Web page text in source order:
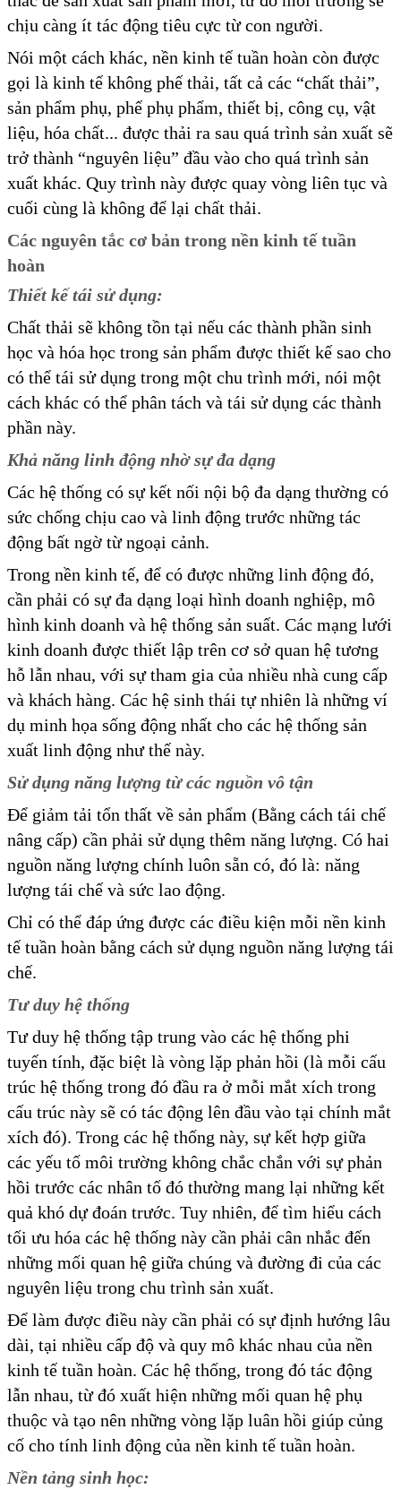
chịu càng ít tác động tiêu cực từ con người.
Nói một cách khác, nền kinh tế tuần hoàn còn được
gọi là kinh tế không phế thải, tất cả các “chất thải”,
sản phẩm phụ, phế phụ phẩm, thiết bị, công cụ, vật
liệu, hóa chất... được thải ra sau quá trình sản xuất sẽ
trở thành “nguyên liệu” đầu vào cho quá trình sản
xuất khác. Quy trình này được quay vòng liên tục và
cuối cùng là không để lại chất thải.
Các nguyên tắc cơ bản trong nền kinh tế tuần
hoàn
Thiết kế tái sử dụng:
Chất thải sẽ không tồn tại nếu các thành phần sinh
học và hóa học trong sản phẩm được thiết kế sao cho
có thể tái sử dụng trong một chu trình mới, nói một
cách khác có thể phân tách và tái sử dụng các thành
phần này.
Khả năng linh động nhờ sự đa dạng
Các hệ thống có sự kết nối nội bộ đa dạng thường có
sức chống chịu cao và linh động trước những tác
động bất ngờ từ ngoại cảnh.
Trong nền kinh tế, để có được những linh động đó,
cần phải có sự đa dạng loại hình doanh nghiệp, mô
hình kinh doanh và hệ thống sản suất. Các mạng lưới
kinh doanh được thiết lập trên cơ sở quan hệ tương
hỗ lẫn nhau, với sự tham gia của nhiều nhà cung cấp
và khách hàng. Các hệ sinh thái tự nhiên là những ví
dụ minh họa sống động nhất cho các hệ thống sản
xuất linh động như thế này.
Sử dụng năng lượng từ các nguồn vô tận
Để giảm tải tổn thất về sản phẩm (Bằng cách tái chế
nâng cấp) cần phải sử dụng thêm năng lượng. Có hai
nguồn năng lượng chính luôn sẵn có, đó là: năng
lượng tái chế và sức lao động.
Chỉ có thể đáp ứng được các điều kiện mỗi nền kinh
tế tuần hoàn bằng cách sử dụng nguồn năng lượng tái
chế.
Tư duy hệ thống
Tư duy hệ thống tập trung vào các hệ thống phi
tuyến tính, đặc biệt là vòng lặp phản hồi (là mỗi cấu
trúc hệ thống trong đó đầu ra ở mỗi mắt xích trong
cấu trúc này sẽ có tác động lên đầu vào tại chính mắt
xích đó). Trong các hệ thống này, sự kết hợp giữa
các yếu tố môi trường không chắc chắn với sự phản
hồi trước các nhân tố đó thường mang lại những kết
quả khó dự đoán trước. Tuy nhiên, để tìm hiểu cách
tối ưu hóa các hệ thống này cần phải cân nhắc đến
những mối quan hệ giữa chúng và đường đi của các
nguyên liệu trong chu trình sản xuất.
Để làm được điều này cần phải có sự định hướng lâu
dài, tại nhiều cấp độ và quy mô khác nhau của nền
kinh tế tuần hoàn. Các hệ thống, trong đó tác động
lẫn nhau, từ đó xuất hiện những mối quan hệ phụ
thuộc và tạo nên những vòng lặp luân hồi giúp củng
cố cho tính linh động của nền kinh tế tuần hoàn.
Nền tảng sinh học: